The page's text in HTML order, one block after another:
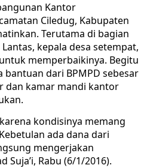
Kantor
Ciledug, Kabupaten
Terutama di bagian
kepala desa setempat,
memperbaikinya. Begitu
dari BPMPD sebesar
dan kamar mandi kantor
kondisinya memang
ada dana dari
mengerjakan
Suja’i, Rabu (6/1/2016).